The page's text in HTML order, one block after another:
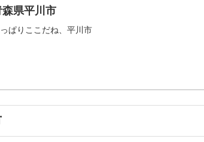
森県平川市
ぱりここだね、平川市